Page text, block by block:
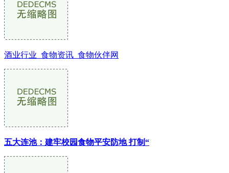
酒业行业_食物资讯_食物伙伴网
五大连池：建牢校园食物平安防地 打制“